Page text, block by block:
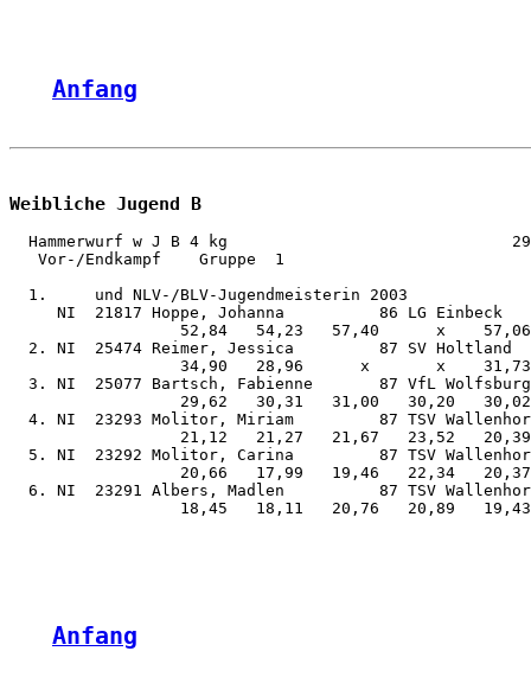
Anfang
Weibliche Jugend B
Hammerwurf w J B 4 kg
   Vor-/Endkampf    Gruppe  1
  1.     und NLV-/BLV-Jugendmeisterin 2003
NI  21817 Hoppe, Johanna          86 LG Einbeck
52,84   54,23   57,40      x
2. NI  25474 Reimer, Jessica         87 SV Holtland
34,90   28,96      x       x
3. NI  25077 Bartsch, Fabienne       87 VfL
29,62   30,31   31,00   30,20
4. NI  23293 Molitor, Miriam         87 TSV
21,12   21,27   21,67   23,52
5. NI  23292 Molitor, Carina         87 TSV
20,66   17,99   19,46   22,34
6. NI  23291 Albers, Madlen          87 TSV
18,45   18,11   20,76   20,89
Anfang